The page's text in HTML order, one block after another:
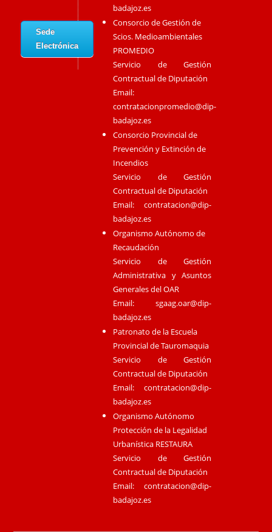
Sede
Electrónica
badajoz.es
Consorcio de Gestión de
Scios. Medioambientales
PROMEDIO
Servicio de Gestión
Contractual de Diputación
Email:
contratacionpromedio@dip-
badajoz.es
Consorcio Provincial de
Prevención y Extinción de
Incendios
Servicio de Gestión
Contractual de Diputación
Email:contratacion@dip-
badajoz.es
Organismo Autónomo de
Recaudación
Servicio de Gestión
Administrativa y Asuntos
Generales del OAR
Email:sgaag.oar@dip-
badajoz.es
Patronato de la Escuela
Provincial de Tauromaquia
Servicio de Gestión
Contractual de Diputación
Email:contratacion@dip-
badajoz.es
Organismo Autónomo
Protección de la Legalidad
Urbanística RESTAURA
Servicio de Gestión
Contractual de Diputación
Email:contratacion@dip-
badajoz.es